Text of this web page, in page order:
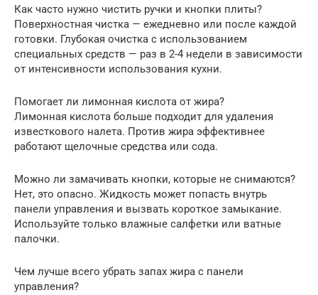
Как часто нужно чистить ручки и кнопки плиты?
Поверхностная чистка — ежедневно или после каждой
готовки. Глубокая очистка с использованием
специальных средств — раз в 2-4 недели в зависимости
от интенсивности использования кухни.
Помогает ли лимонная кислота от жира?
Лимонная кислота больше подходит для удаления
известкового налета. Против жира эффективнее
работают щелочные средства или сода.
Можно ли замачивать кнопки, которые не снимаются?
Нет, это опасно. Жидкость может попасть внутрь
панели управления и вызвать короткое замыкание.
Используйте только влажные салфетки или ватные
палочки.
Чем лучше всего убрать запах жира с панели
управления?